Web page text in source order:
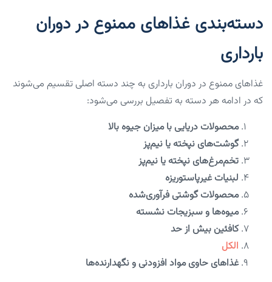
دسته‌بندی غذاهای ممنوع در دوران
بارداری
غذاهای ممنوع در دوران بارداری به چند دسته اصلی تقسیم می‌شوند
که در ادامه هر دسته به تفصیل بررسی می‌شود:
محصولات دریایی با میزان جیوه بالا
گوشت‌های نپخته یا نیم‌پز
تخم‌مرغ‌های نپخته یا نیم‌پز
لبنیات غیرپاستوریزه
محصولات گوشتی فرآوری‌شده
میوه‌ها و سبزیجات نشسته
کافئین بیش از حد
الکل
غذاهای حاوی مواد افزودنی و نگهدارنده‌ها